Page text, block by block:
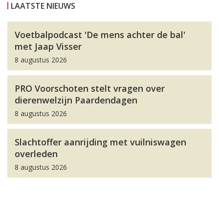
LAATSTE NIEUWS
Voetbalpodcast 'De mens achter de bal'
met Jaap Visser
8 augustus 2026
PRO Voorschoten stelt vragen over
dierenwelzijn Paardendagen
8 augustus 2026
Slachtoffer aanrijding met vuilniswagen
overleden
8 augustus 2026